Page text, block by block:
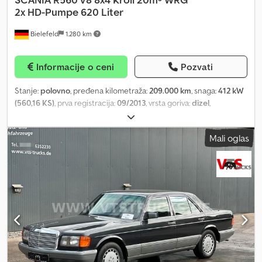
Bielefeld 1.280 km
2x HD-Pumpe 620 Liter
Informacije o ceni Pozvati
Stanje: polovno, pređena kilometraža:209.000 km, snaga:412 kW
(560,16 KS), prva registracija:09/2013, vrsta goriva:dizel,
, kočnice:
tip prenosa:poluautomatski, emisioni razred:Euro 5, zapremina
tovarnog prostora:
ABS, dizalica, elektronski
program stabilnosti (ESP), grejač za parkiranje, klima uređaj,
kompresor, navigacioni sistem
, !!! Cenovne ponude se daju
isključivo na pismeni zahtev putem email-a uz dostavljanje adrese
preduzeća !!! SCANIA R560 V8 8x4 Kroll 20m³ Mašina za povrat
vode, 2 x HD pumpa, 620 litara Prva registracija: 09.2013
Kilometraža: oko 209.000 km Motor: 412 kW / zapremina 15.607
ccm / EURO 5 Menjač: poluautomatski sa kvačilom + NMV
pomoćni pogon Međuoosovinsko rastojanje: 4750 mm Dužina:
11.950 mm / Visina: 4000 mm Vešanje: lisnato / vazdušno sa
Mali oglas